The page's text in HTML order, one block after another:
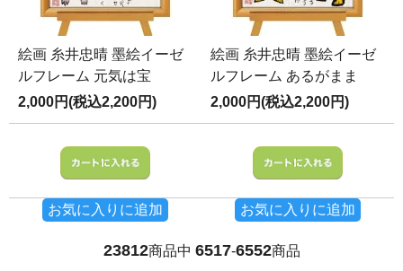
絵画 糸井忠晴 墨絵イーゼ
ルフレーム 元気は宝
2,000円(税込2,200円)
お気に入りに追加
絵画 糸井忠晴 墨絵イーゼ
ルフレーム あるがまま
2,000円(税込2,200円)
お気に入りに追加
23812商品中 6517-6552商品